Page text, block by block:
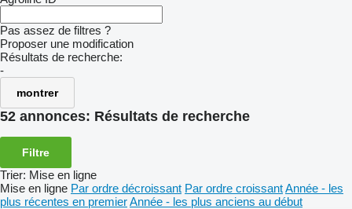
Pas assez de filtres ?
Proposer une modification
Résultats de recherche:
-
montrer
52 annonces: Résultats de recherche
Filtre
Trier: Mise en ligne
Mise en ligne Par ordre décroissant Par ordre croissantAnnée - les
plus récentes en premierAnnée - les plus anciens au début